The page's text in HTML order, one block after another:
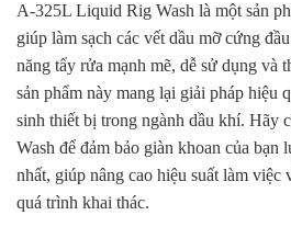
A-325L Liquid Rig Wash là một sản
giúp làm sạch các vết dầu mỡ cứng
năng tẩy rửa mạnh mẽ, dễ sử dụng và
sản phẩm này mang lại giải pháp hiệu
sinh thiết bị trong ngành dầu khí. Hãy
Wash để đảm bảo giàn khoan của bạn
nhất, giúp nâng cao hiệu suất làm việc
quá trình khai thác.